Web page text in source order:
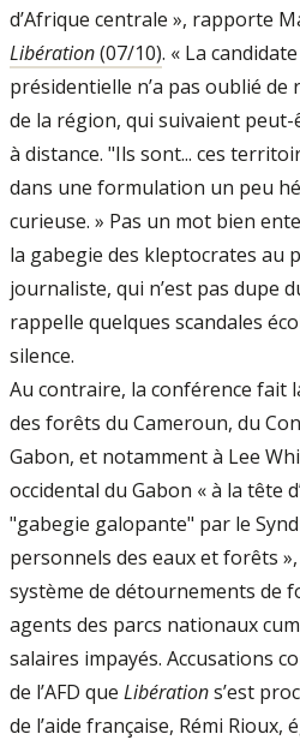
d’Afrique centrale », rapporte
Libération(07/10). « La
présidentielle n’a pas oublié de
de la région, qui suivaient
à distance. "Ils sont... ces
dans une formulation un peu
curieuse. » Pas un mot bien
la gabegie des kleptocrates au
journaliste, qui n’est pas dupe
rappelle quelques scandales
silence.
Au contraire, la conférence fait
des forêts du Cameroun, du
Gabon, et notamment à Lee
occidental du Gabon « à la tête
"gabegie galopante" par le
personnels des eaux et forêts
système de détournements de
agents des parcs nationaux
salaires impayés. Accusations
de l’AFD que Libérations’est
de l’aide française, Rémi Rioux,